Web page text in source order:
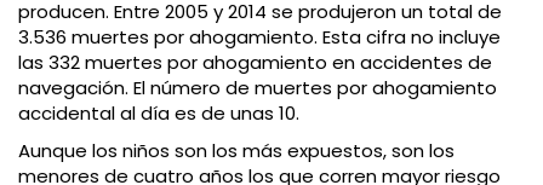
producen. Entre 2005 y 2014 se produjeron un total de
3.536 muertes por ahogamiento. Esta cifra no incluye
las 332 muertes por ahogamiento en accidentes de
navegación. El número de muertes por ahogamiento
accidental al día es de unas 10.
Aunque los niños son los más expuestos, son los
menores de cuatro años los que corren mayor riesgo